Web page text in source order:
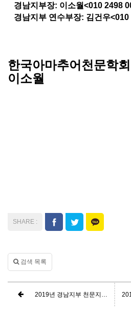
경남지부장: 이소월<010 2498
경남지부 연수부장: 김건우<010
한국아마추어천문학
이소월
검색 목록
2019년 경남지부 천문지도사 3급7기 연수생 모집안내